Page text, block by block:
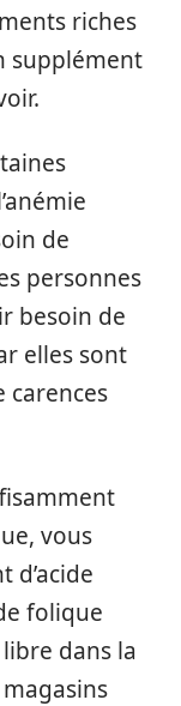
riches
supplément
de
personnes
besoin de
elles sont
carences
vous
d’acide
folique
dans la